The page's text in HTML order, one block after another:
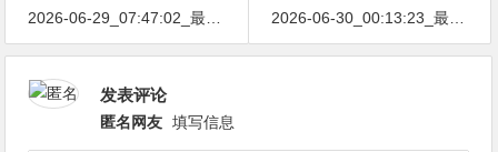
2026-06-29_07:47:02_最新网络节点地址免费分享…不定期更新…开放免费分享（网络免费节点香港|日本|韩国|新加坡|台湾|马来西亚|…
2026-06-30_00:13:23_最新网络节点地址免费分享…不定期更新…开放免费分享（网络免费节点香港|日本|韩国|新加坡|台湾|马来西亚|…
发表评论
匿名网友 填写信息